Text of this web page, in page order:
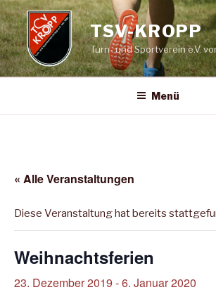
Zum
Inhalt
springen
TSV-KROPP
Turn- und Sportverein e.V.
Menü
« Alle Veranstaltungen
Diese Veranstaltung hat bereits
Weihnachtsferien
23. Dezember 2019 -6. Januar 2020